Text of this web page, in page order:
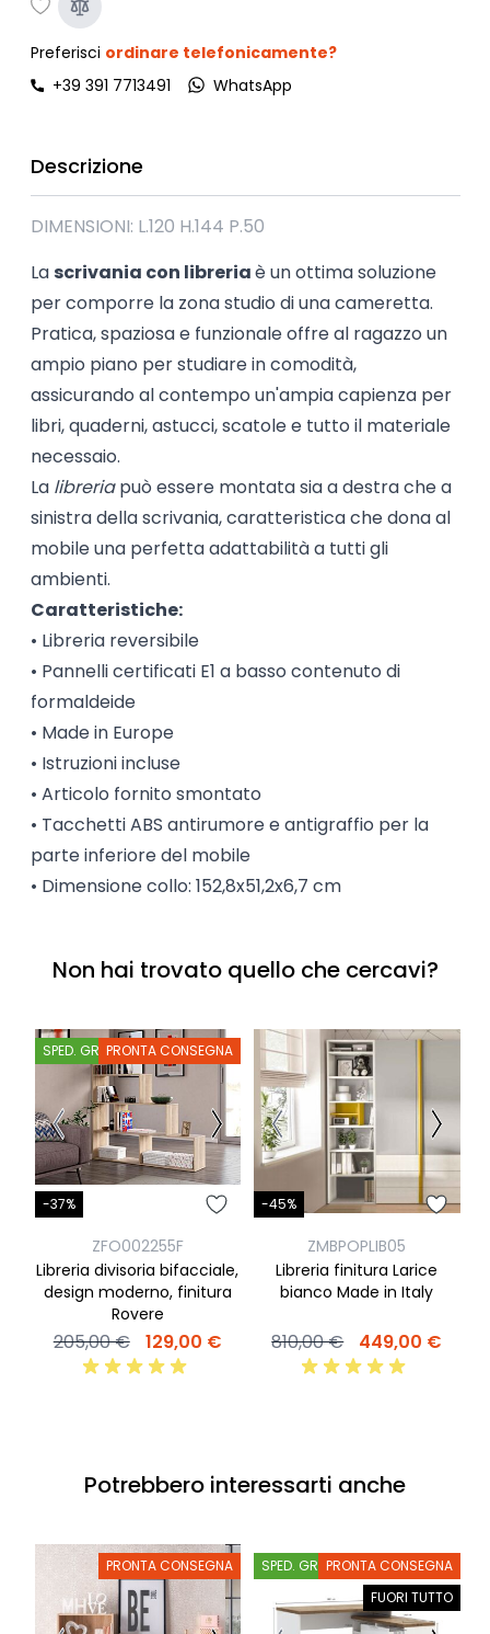
Preferisci ordinare telefonicamente?
+39 391 7713491
WhatsApp
Descrizione
DIMENSIONI: L.120 H.144 P.50
La scrivania con libreriaè un ottima soluzione
per comporre la zona studio di una cameretta.
Pratica, spaziosa e funzionale offre al ragazzo un
ampio piano per studiare in comodità,
assicurando al contempo un'ampia capienza per
libri, quaderni, astucci, scatole e tutto il materiale
necessaio.
La libreriapuò essere montata sia a destra che a
sinistra della scrivania, caratteristica che dona al
mobile una perfetta adattabilità a tutti gli
ambienti.
Caratteristiche:
• Libreria reversibile
• Pannelli certificati E1 a basso contenuto di
formaldeide
• Made in Europe
• Istruzioni incluse
• Articolo fornito smontato
• Tacchetti ABS antirumore e antigraffio per la
parte inferiore del mobile
• Dimensione collo: 152,8x51,2x6,7 cm
Non hai trovato quello che cercavi?
SPED. GRATISPRONTA CONSEGNA
-37%
ZFO002255F
Libreria divisoria bifacciale,
design moderno, finitura
Rovere
205,00 € 129,00 €
-45%
ZMBPOPLIB05
Libreria finitura Larice
bianco Made in Italy
810,00 € 449,00 €
Potrebbero interessarti anche
PRONTA CONSEGNA SPED. GRATISPRONTA CONSEGNA
FUORI TUTTO